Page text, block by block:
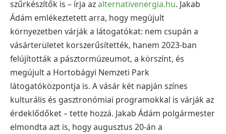
szűrkészítők is – írja azalternativenergia.hu. Jakab
Ádám emlékeztetett arra, hogy megújult
környezetben várják a látogatókat: nem csupán a
vásárterületet korszerűsítették, hanem 2023-ban
felújították a pásztormúzeumot, a körszínt, és
megújult a Hortobágyi Nemzeti Park
látogatóközpontja is. A vásár két napján színes
kulturális és gasztronómiai programokkal is várják az
érdeklődőket – tette hozzá. Jakab Ádám polgármester
elmondta azt is, hogy augusztus 20-án a